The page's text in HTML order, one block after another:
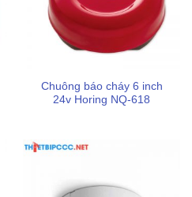
kỳ:
Luôn đảm bảo điện trở
đúng vị trí tại thiết bị cuối của
sát lỗi đứt dây hoặc chạm
Chuông báo cháy 6 inch
24v Horing NQ-618